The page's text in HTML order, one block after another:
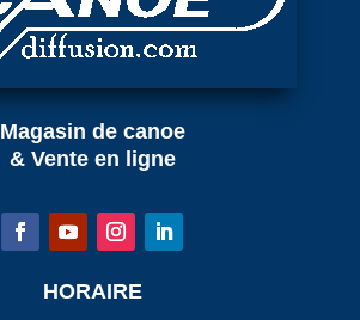
Magasin de canoe
& Vente en ligne
HORAIRE